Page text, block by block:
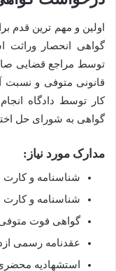
اولین و مهم ترین قدم
گواهی انحصار
توسط مراجع قضایی
قانونی متوفی و نسبت
کار توسط دادگاه
گواهی به شورای حل
مدارک مورد نیاز:
شناسنامه و
شناسنامه و
گواهی فوت متوفی
عقدنامه رسمی
استشهادیه